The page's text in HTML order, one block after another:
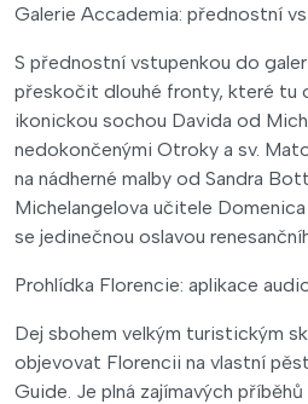
Galerie Accademia: přednostní
S přednostní vstupenkou do
přeskočit dlouhé fronty, které tu
ikonickou sochou Davida od
nedokončenými Otroky a sv.
na nádherné malby od Sandra
Michelangelova učitele
se jedinečnou oslavou
Prohlídka Florencie: aplikace
Dej sbohem velkým turistickým
objevovat Florencii na vlastní
Guide. Je plná zajímavých